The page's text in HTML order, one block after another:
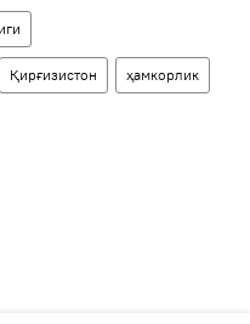
Қирғизистон ҳамкорлик